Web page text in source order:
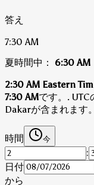
答え
7:30 AM
夏時間中：
6:30 AM
2:30 AM Eastern
7:30 AMです。 . UTC
Dakarが含まれます。
時間 今
:
日付
から